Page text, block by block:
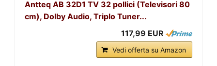
Antteq AB 32D1 TV 32 pollici (Televisori 80
cm), Dolby Audio, Triplo Tuner...
117,99 EUR
Vedi offerta su Amazon